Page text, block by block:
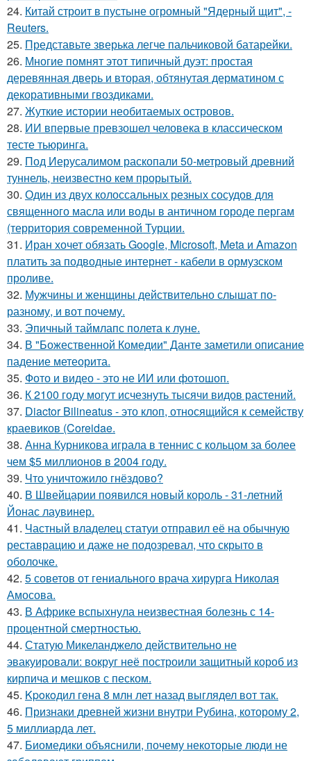
24. Китай строит в пустыне огромный "Ядерный щит", -
Reuters.
25. Представьте зверька легче пальчиковой батарейки.
26. Многие помнят этот типичный дуэт: простая
деревянная дверь и вторая, обтянутая дерматином с
декоративными гвоздиками.
27. Жуткие истории необитаемых островов.
28. ИИ впервые превзошел человека в классическом
тесте тьюринга.
29. Под Иерусалимом раскопали 50-метровый древний
туннель, неизвестно кем прорытый.
30. Один из двух колоссальных резных сосудов для
священного масла или воды в античном городе пергам
(территория современной Турции.
31. Иран хочет обязать Google, Microsoft, Meta и Amazon
платить за подводные интернет - кабели в ормузском
проливе.
32. Мужчины и женщины действительно слышат по-
разному, и вот почему.
33. Эпичный таймлапс полета к луне.
34. В "Божественной Комедии" Данте заметили описание
падение метеорита.
35. Фото и видео - это не ИИ или фотошоп.
36. К 2100 году могут исчезнуть тысячи видов растений.
37. Diactor Bilineatus - это клоп, относящийся к семейству
краевиков (Coreidae.
38. Анна Курникова играла в теннис с кольцом за более
чем $5 миллионов в 2004 году.
39. Что уничтожило гнёздово?
40. В Швейцарии появился новый король - 31-летний
Йонас лаувинер.
41. Частный владелец статуи отправил её на обычную
реставрацию и даже не подозревал, что скрыто в
оболочке.
42. 5 советов от гениального врача хирурга Николая
Амосова.
43. В Африке вспыхнула неизвестная болезнь с 14-
процентной смертностью.
44. Статую Микеланджело действительно не
эвакуировали: вокруг неё построили защитный короб из
кирпича и мешков с песком.
45. Kpoкoдил гeна 8 млн лет назад выглядел вот так.
46. Признаки древней жизни внутри Рубина, которому 2,
5 миллиарда лет.
47. Биомедики объяснили, почему некоторые люди не